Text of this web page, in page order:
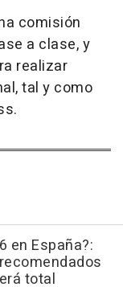
comisión
a clase, y
realizar
tal y como
en España?:
total